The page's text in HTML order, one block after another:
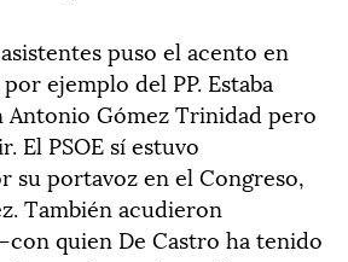
puso el acento en
ejemplo del PP. Estaba
Antonio Gómez Trinidad pero
El PSOE sí estuvo
su portavoz en el Congreso,
También acudieron
quien De Castro ha tenido